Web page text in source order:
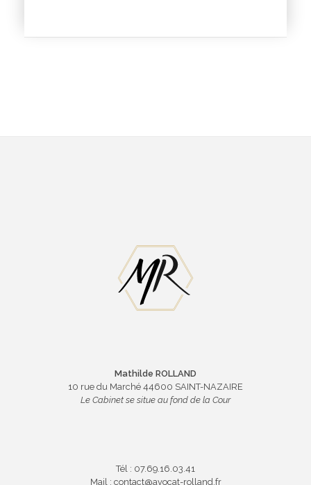
Mathilde ROLLAND
10 rue du Marché 44600 SAINT-NAZAIRE
Le Cabinet se situe au fond de la Cour
Tél : 07.69.16.03.41
Mail : contact@avocat-rolland.fr